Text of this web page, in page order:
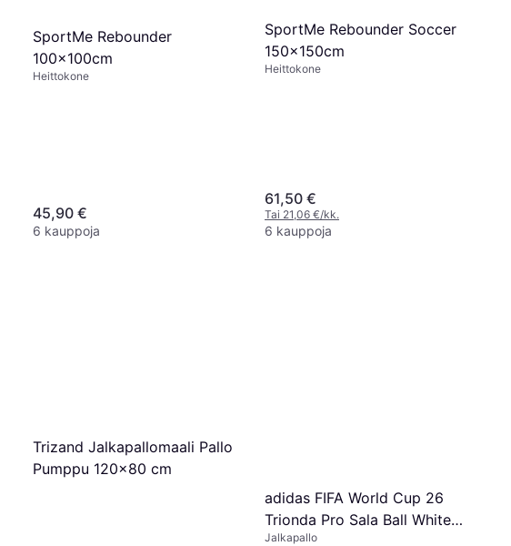
SportMe Rebounder
100x100cm
Heittokone
45,90 €
6 kauppoja
SportMe Rebounder Soccer
150x150cm
Heittokone
61,50 €
Tai 21,06 €/kk.
6 kauppoja
Trizand Jalkapallomaali Pallo
Pumppu 120x80 cm
adidas FIFA World Cup 26
Trionda Pro Sala Ball White
Royal Blue Power Red
Jalkapallo